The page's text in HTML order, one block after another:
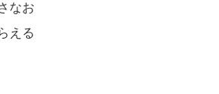
なお
える